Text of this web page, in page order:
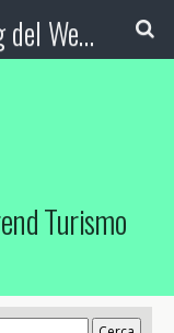
Booking Blog™ - Il blog del Web Marketing Turistico
Turismo